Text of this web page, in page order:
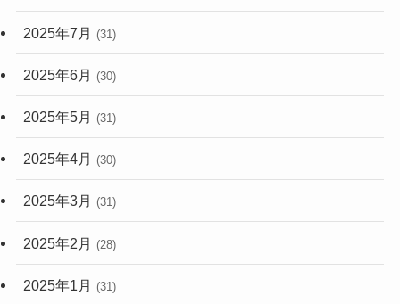
2025年7月 (31)
2025年6月 (30)
2025年5月 (31)
2025年4月 (30)
2025年3月 (31)
2025年2月 (28)
2025年1月 (31)